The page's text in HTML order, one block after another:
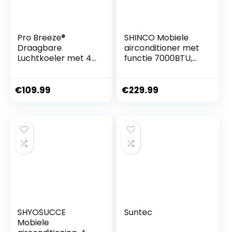
Pro Breeze®
Draagbare
Luchtkoeler met 4
Ventilatorsnelhede
Verdampingsluchtk
oeler met
Ingebouwde Timer
€109.99
SHINCO Mobiele
airconditioner met
functie 7000BTU,
€229.99
SHYOSUCCE
Mobiele
Suntec